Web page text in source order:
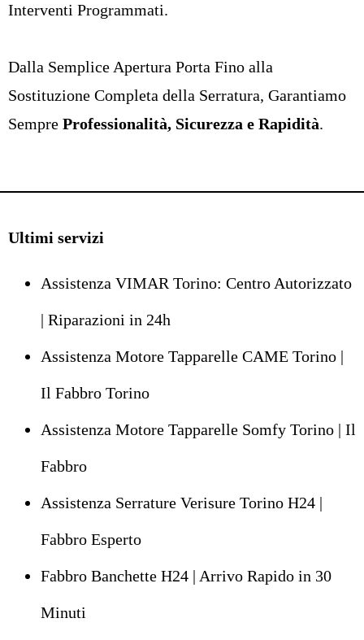
Interventi Programmati.
Dalla Semplice Apertura Porta Fino alla
Sostituzione Completa della Serratura, Garantiamo
Sempre Professionalità, Sicurezza e Rapidità.
Ultimi servizi
Assistenza VIMAR Torino: Centro Autorizzato
| Riparazioni in 24h
Assistenza Motore Tapparelle CAME Torino |
Il Fabbro Torino
Assistenza Motore Tapparelle Somfy Torino | Il
Fabbro
Assistenza Serrature Verisure Torino H24 |
Fabbro Esperto
Fabbro Banchette H24 | Arrivo Rapido in 30
Minuti